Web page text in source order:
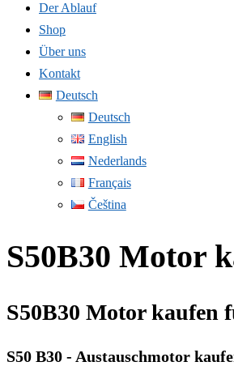
Der Ablauf
Shop
Über uns
Kontakt
Deutsch
Deutsch
English
Nederlands
Français
Čeština
S50B30 Motor
S50B30 Motor kaufen
S50 B30 - Austauschmotor